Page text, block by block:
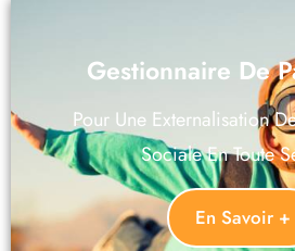
Gestionnaire De
Pour Une Externalisation
Sociale En Toute
En Savoir +